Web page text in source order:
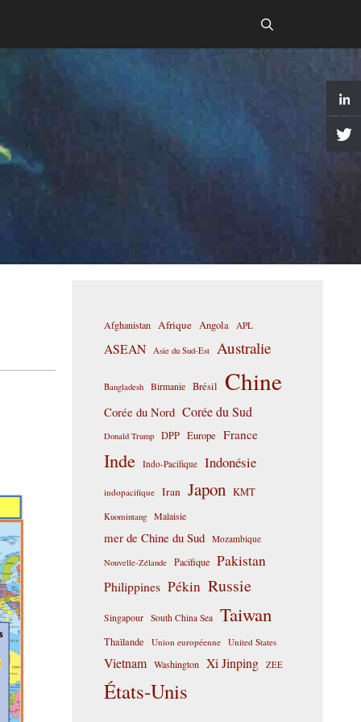
Afghanistan Afrique Angola APL
ASEAN Asie du Sud-Est Australie
Bangladesh Birmanie Brésil Chine
Corée du Nord Corée du Sud
Donald Trump DPP Europe France
Inde Indo-Pacifique Indonésie
indopacifique Iran Japon KMT
Kuomintang Malaisie
mer de Chine du Sud Mozambique
Nouvelle-Zélande Pacifique Pakistan
Philippines Pékin Russie
Singapour South China Sea Taiwan
Thaïlande Union européenne United States
Vietnam Washington Xi Jinping ZEE
États-Unis